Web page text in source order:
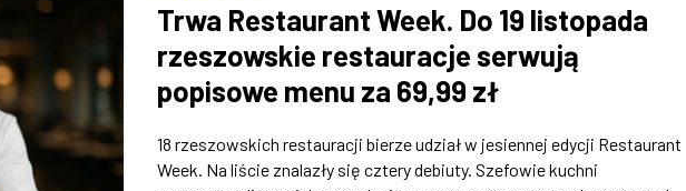
Trwa Restaurant Week. Do 19 listopada
rzeszowskie restauracje serwują
popisowe menu za 69,99 zł
18 rzeszowskich restauracji bierze udział w jesiennej edycji Restaurant
Week. Na liście znalazły się cztery debiuty. Szefowie kuchni